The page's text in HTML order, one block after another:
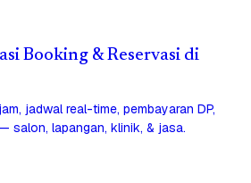
Booking & Reservasi di
jadwal real-time, pembayaran DP,
salon, lapangan, klinik, & jasa.